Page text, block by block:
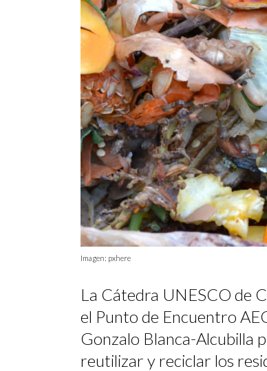
Imagen: pxhere
La Cátedra UNESCO de
el Punto de Encuentro
Gonzalo Blanca-Alcubilla
reutilizar y reciclar los